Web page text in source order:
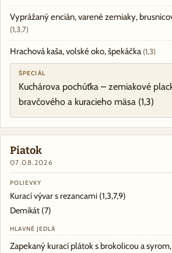
Vyprážaný encián, varené zemiaky,
(1,3,7)
Hrachová kaša, volské oko, špekáčka (1,3)
ŠPECIÁL
Kuchárova pochúťka – zemiakové
bravčového a kuracieho mäsa (1,3)
Piatok
07.08.2026
POLIEVKY
Kurací vývar s rezancami (1,3,7,9)
Demikát (7)
HLAVNÉ JEDLÁ
Zapekaný kurací plátok s brokolicou a